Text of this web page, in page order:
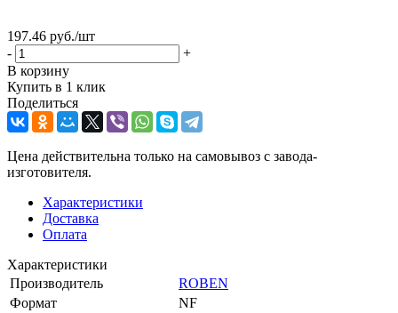
197.46 руб./шт
-
+
В корзину
Купить в 1 клик
Поделиться
Цена действительна только на самовывоз с завода-
изготовителя.
Характеристики
Доставка
Оплата
Характеристики
Производитель
ROBEN
Формат
NF